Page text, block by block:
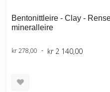
Bentonittleire - Clay -
mineralleire
kr 278,00 kr 2 140,00